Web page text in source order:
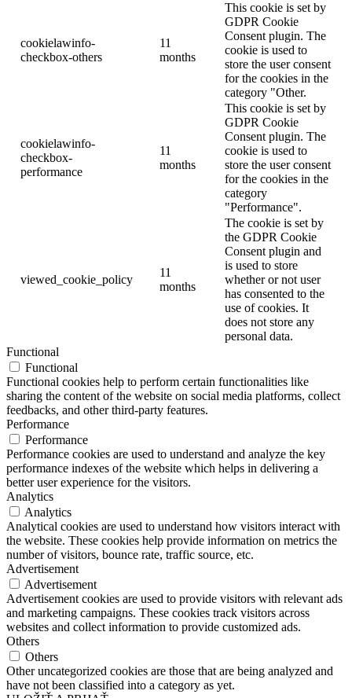
cookielawinfo-
checkbox-others
11
months
This cookie is set by
GDPR Cookie
Consent plugin. The
cookie is used to
store the user consent
for the cookies in the
category "Other.
cookielawinfo-
checkbox-
performance
11
months
This cookie is set by
GDPR Cookie
Consent plugin. The
cookie is used to
store the user consent
for the cookies in the
category
"Performance".
viewed_cookie_policy
11
months
The cookie is set by
the GDPR Cookie
Consent plugin and
is used to store
whether or not user
has consented to the
use of cookies. It
does not store any
personal data.
Functional
Functional
Functional cookies help to perform certain functionalities like
sharing the content of the website on social media platforms, collect
feedbacks, and other third-party features.
Performance
Performance
Performance cookies are used to understand and analyze the key
performance indexes of the website which helps in delivering a
better user experience for the visitors.
Analytics
Analytics
Analytical cookies are used to understand how visitors interact with
the website. These cookies help provide information on metrics the
number of visitors, bounce rate, traffic source, etc.
Advertisement
Advertisement
Advertisement cookies are used to provide visitors with relevant ads
and marketing campaigns. These cookies track visitors across
websites and collect information to provide customized ads.
Others
Others
Other uncategorized cookies are those that are being analyzed and
have not been classified into a category as yet.